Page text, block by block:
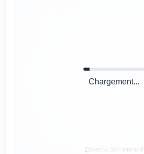
Chargement...
Aperçu 360° interactif